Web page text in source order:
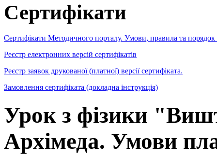
Сертифікати
Сертифікати Методичного порталу. Умови, правила та порядок
Реєстр електронних версій сертифікатів
Реєстр заявок друкованої (платної) версії сертифіката.
Замовлення сертифіката (докладна інструкція)
Урок з фізики
Архімеда. Умови